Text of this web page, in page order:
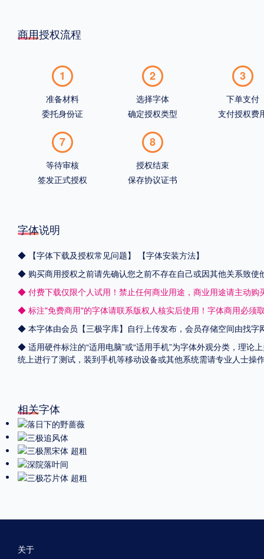
商用授权流程
1
准备材料
委托身份证
2
选择字体
确定授权类型
3
下单支付
支付授权费
7
等待审核
签发正式授权
8
授权结束
保存协议证书
字体说明
◆ 【字体下载及授权常见问题】
【字体安装方法】
◆ 购买商用授权之前请先确认您之前不存在自己或因其他关系致使
◆ 付费下载仅限个人试用！禁止任何商业用途，商业用途请主动购
◆ 标注"免费商用"的字体请联系版权人核实后使用！字体商用必须
◆ 本字体由会员【三极字库】自行上传发布，会员存储空间由找
◆ 适用硬件标注的“适用电脑”或“适用手机”为字体外观分类，理论
统上进行了测试，装到手机等移动设备或其他系统需请专业人士
相关字体
关于